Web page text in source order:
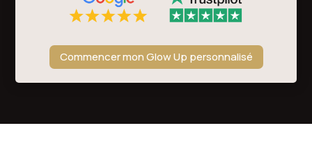
Commencer mon Glow Up personnalisé